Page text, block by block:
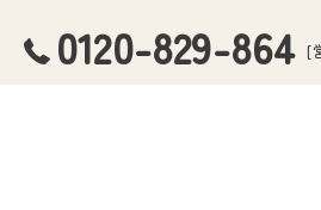
0120-829-864 [